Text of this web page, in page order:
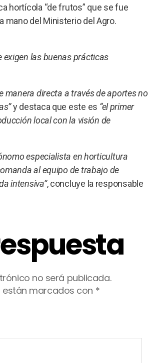
hortícola “de frutos” que se fue
mano del Ministerio del Agro.
exigen las buenas prácticas
manera directa a través de aportes no
y destaca que este es “el primer
local con la visión de
especialista en horticultura
al equipo de trabajo de
intensiva”, concluye la responsable
no será publicada.
marcados con *